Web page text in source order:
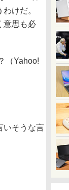
けだ。
意思も必
（Yahoo!
いそうな言